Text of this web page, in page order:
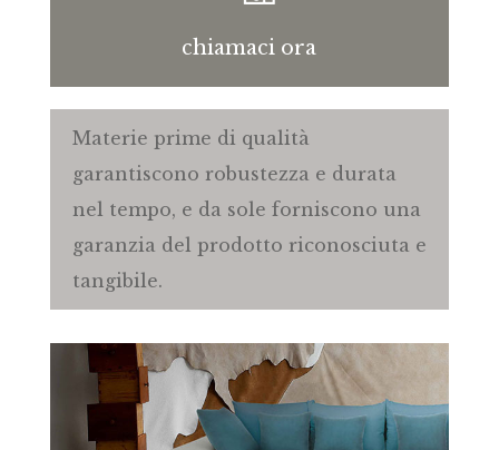
chiamaci ora
Materie prime di qualità
garantiscono robustezza e durata
nel tempo, e da sole forniscono una
garanzia del prodotto riconosciuta e
tangibile.